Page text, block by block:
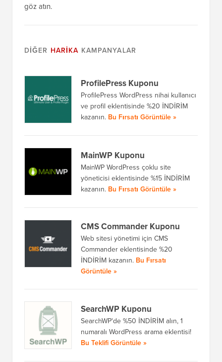
göz atın.
DIĞER HARIKA KAMPANYALAR
ProfilePress Kuponu
ProfilePress WordPress nihai kullanıcı
ve profil eklentisinde %20 İNDİRİM
kazanın. Bu Fırsatı Görüntüle »
MainWP Kuponu
MainWP WordPress çoklu site
yöneticisi eklentisinde %15 İNDİRİM
kazanın. Bu Fırsatı Görüntüle »
CMS Commander Kuponu
Web sitesi yönetimi için CMS
Commander eklentisinde %20
İNDİRİM kazanın. Bu Fırsatı
Görüntüle »
SearchWP Kuponu
SearchWP'de %50 İNDİRİM alın, 1
numaralı WordPress arama eklentisi!
Bu Teklifi Görüntüle »